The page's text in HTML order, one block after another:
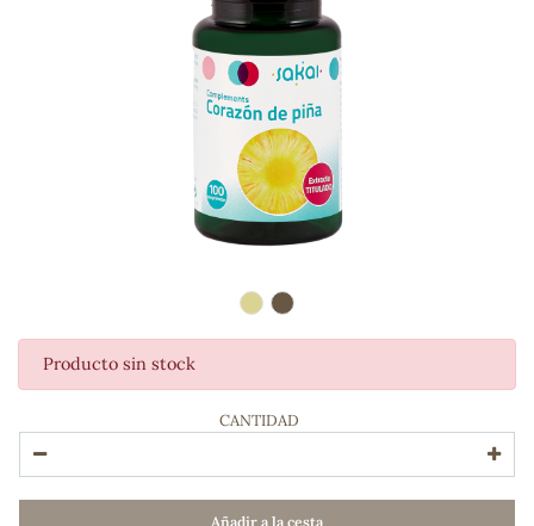
Producto sin stock
CANTIDAD
Añadir a la cesta